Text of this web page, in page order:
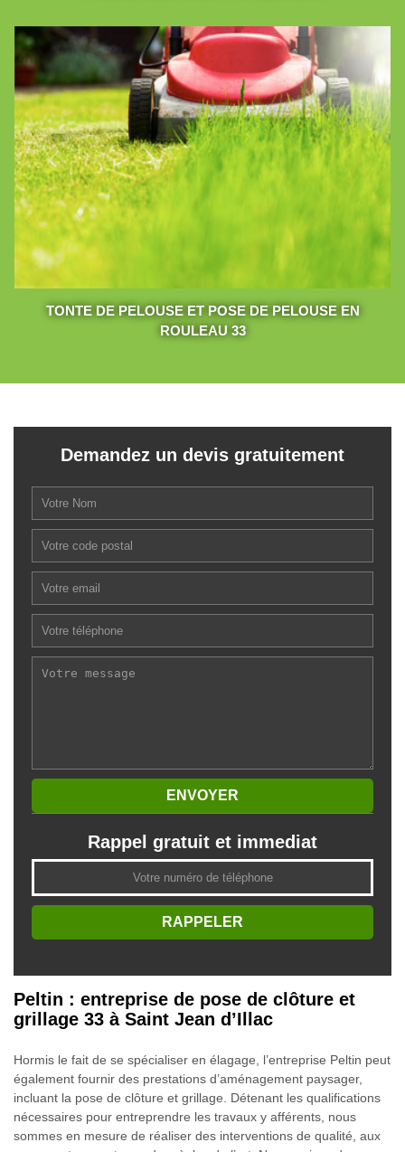
TONTE DE PELOUSE ET POSE DE PELOUSE EN
ROULEAU 33
Demandez un devis gratuitement
Rappel gratuit et immediat
Peltin : entreprise de pose de clôture et
grillage 33 à Saint Jean d’Illac
Hormis le fait de se spécialiser en élagage, l’entreprise Peltin peut
également fournir des prestations d’aménagement paysager,
incluant la pose de clôture et grillage. Détenant les qualifications
nécessaires pour entreprendre les travaux y afférents, nous
sommes en mesure de réaliser des interventions de qualité, aux